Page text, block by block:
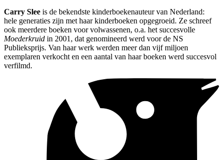
Carry Slee is de bekendste kinderboekenauteur van Nederland:
hele generaties zijn met haar kinderboeken opgegroeid. Ze schreef
ook meerdere boeken voor volwassenen, o.a. het succesvolle
Moederkruid in 2001, dat genomineerd werd voor de NS
Publieksprijs. Van haar werk werden meer dan vijf miljoen
exemplaren verkocht en een aantal van haar boeken werd succesvol
verfilmd.